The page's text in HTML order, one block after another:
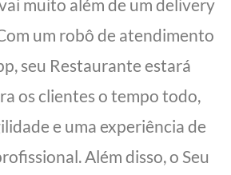
muito além de um delivery
um robô de atendimento
seu Restaurante estará
os clientes o tempo todo,
e uma experiência de
Além disso, o Seu